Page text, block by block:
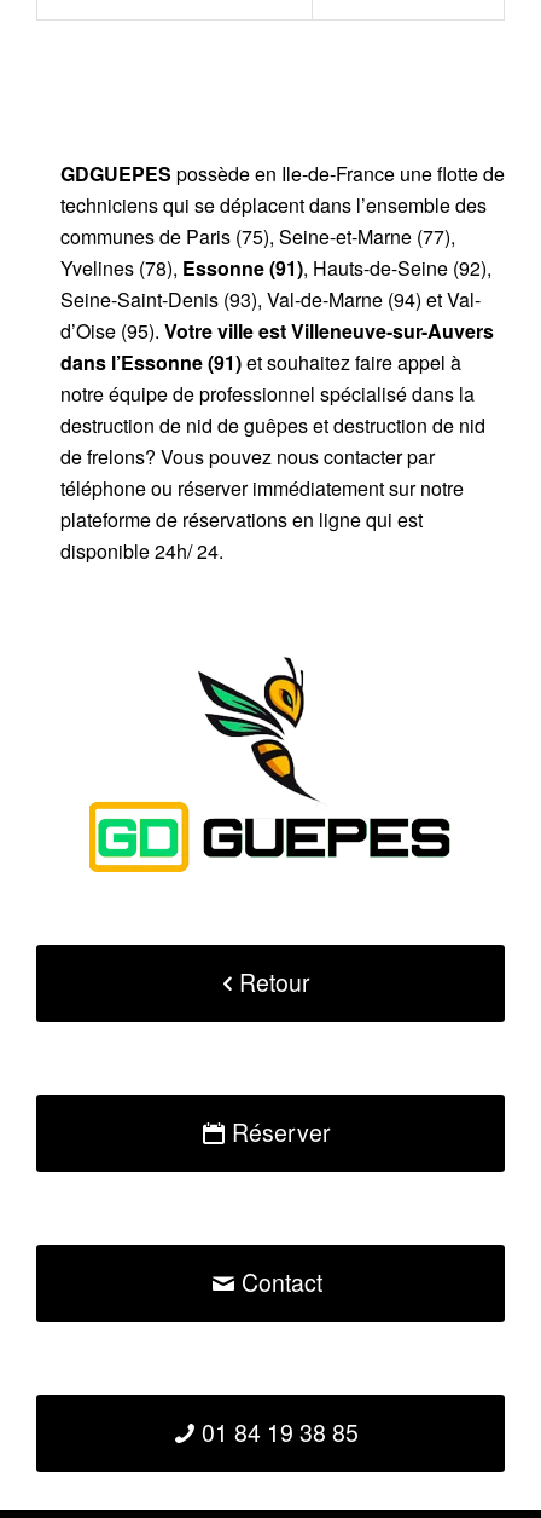
GDGUEPES possède en Ile-de-France une flotte de
techniciens qui se déplacent dans l’ensemble des
communes de Paris (75), Seine-et-Marne (77),
Yvelines (78), Essonne (91), Hauts-de-Seine (92),
Seine-Saint-Denis (93), Val-de-Marne (94) et Val-
d’Oise (95). Votre ville est Villeneuve-sur-Auvers
dans l’Essonne (91)et souhaitez faire appel à
notre équipe de professionnel spécialisé dans la
destruction de nid de guêpes et destruction de nid
de frelons? Vous pouvez nous contacter par
téléphone ou réserver immédiatement sur notre
plateforme de réservations en ligne qui est
disponible 24h/ 24.
Retour
Réserver
Contact
01 84 19 38 85